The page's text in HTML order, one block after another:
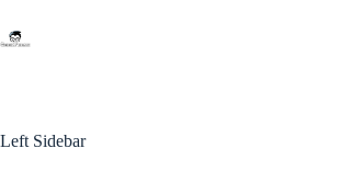
to
content
Left Sidebar